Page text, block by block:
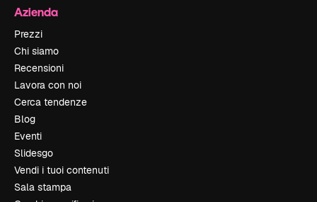
Azienda
Prezzi
Chi siamo
Recensioni
Lavora con noi
Cerca tendenze
Blog
Eventi
Slidesgo
Vendi i tuoi contenuti
Sala stampa